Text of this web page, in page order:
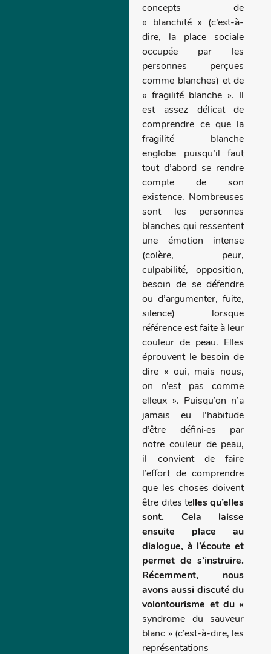
concepts de
« blanchité » (c’est-à-
dire, la place sociale
occupée par les
personnes perçues
comme blanches) et de
« fragilité blanche ». Il
est assez délicat de
comprendre ce que la
fragilité blanche
englobe puisqu’il faut
tout d’abord se rendre
compte de son
existence. Nombreuses
sont les personnes
blanches qui ressentent
une émotion intense
(colère, peur,
culpabilité, opposition,
besoin de se défendre
ou d’argumenter, fuite,
silence) lorsque
référence est faite à leur
couleur de peau. Elles
éprouvent le besoin de
dire « oui, mais nous,
on n’est pas comme
elleux ». Puisqu’on n’a
jamais eu l’habitude
d’être défini·es par
notre couleur de peau,
il convient de faire
l’effort de comprendre
que les choses doivent
être dites telles qu’elles
sont. Cela laisse
ensuite place au
dialogue, à l’écoute et
permet de s’instruire.
Récemment, nous
avons aussi discuté du
volontourisme et du «
syndrome du sauveur
blanc » (c’est-à-dire, les
représentations